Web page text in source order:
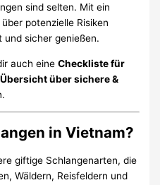
sind selten. Mit ein
potenzielle Risiken
und sicher genießen.
auch eineCheckliste für
Übersicht über sichere &
in Vietnam?
giftige Schlangenarten, die
Wäldern, Reisfeldern und